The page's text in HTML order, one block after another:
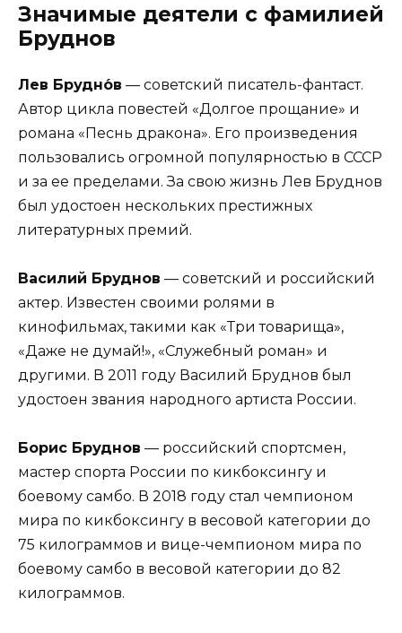
Значимые деятели с фамилией
Бруднов
Лев Брудно́в — советский писатель-фантаст.
Автор цикла повестей «Долгое прощание» и
романа «Песнь дракона». Его произведения
пользовались огромной популярностью в СССР
и за ее пределами. За свою жизнь Лев Бруднов
был удостоен нескольких престижных
литературных премий.
Василий Бруднов — советский и российский
актер. Известен своими ролями в
кинофильмах, такими как «Три товарища»,
«Даже не думай!», «Служебный роман» и
другими. В 2011 году Василий Бруднов был
удостоен звания народного артиста России.
Борис Бруднов — российский спортсмен,
мастер спорта России по кикбоксингу и
боевому самбо. В 2018 году стал чемпионом
мира по кикбоксингу в весовой категории до
75 килограммов и вице-чемпионом мира по
боевому самбо в весовой категории до 82
килограммов.